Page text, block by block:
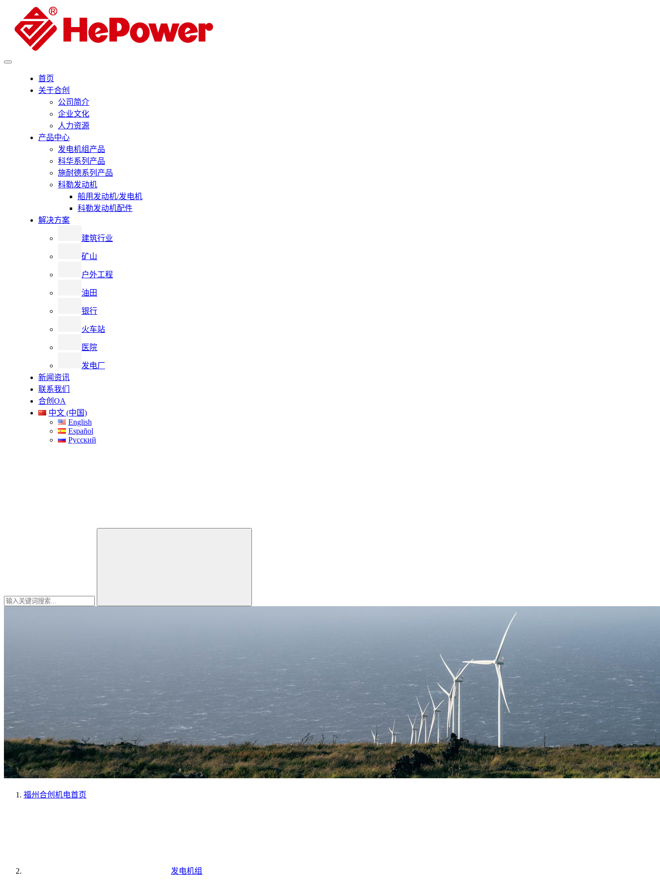
首页
关于合创
公司简介
企业文化
人力资源
产品中心
发电机组产品
科华系列产品
施耐德系列产品
科勒发动机
船用发动机/发电机
科勒发动机配件
解决方案
建筑行业
矿山
户外工程
油田
银行
火车站
医院
发电厂
新闻资讯
联系我们
合创OA
中文 (中国)
English
Español
Русский
福州合创机电首页
发电机组